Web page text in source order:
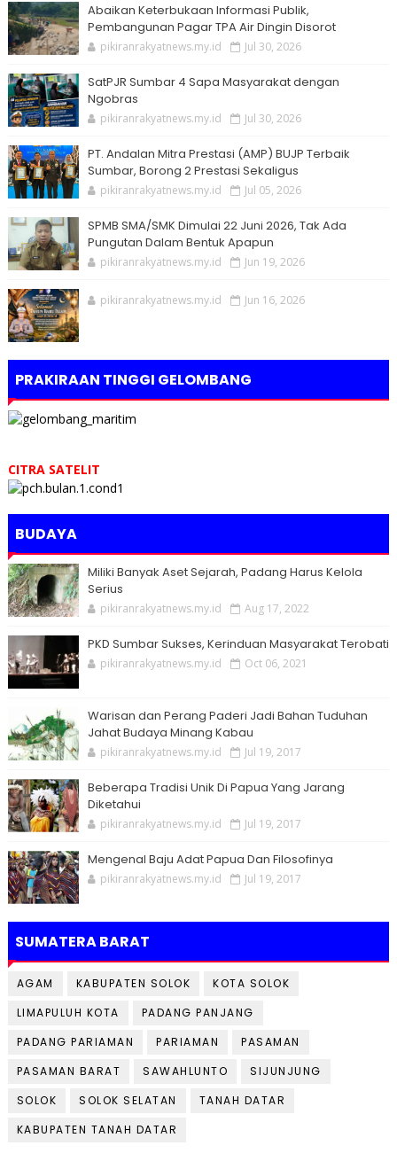
Abaikan Keterbukaan Informasi Publik,
Pembangunan Pagar TPA Air Dingin Disorot
pikiranrakyatnews.my.id Jul 30, 2026
SatPJR Sumbar 4 Sapa Masyarakat dengan
Ngobras
pikiranrakyatnews.my.id Jul 30, 2026
PT. Andalan Mitra Prestasi (AMP) BUJP Terbaik
Sumbar, Borong 2 Prestasi Sekaligus
pikiranrakyatnews.my.id Jul 05, 2026
SPMB SMA/SMK Dimulai 22 Juni 2026, Tak Ada
Pungutan Dalam Bentuk Apapun
pikiranrakyatnews.my.id Jun 19, 2026
pikiranrakyatnews.my.id Jun 16, 2026
PRAKIRAAN TINGGI GELOMBANG
CITRA SATELIT
BUDAYA
Miliki Banyak Aset Sejarah, Padang Harus Kelola
Serius
pikiranrakyatnews.my.id Aug 17, 2022
PKD Sumbar Sukses, Kerinduan Masyarakat Terobati
pikiranrakyatnews.my.id Oct 06, 2021
Warisan dan Perang Paderi Jadi Bahan Tuduhan
Jahat Budaya Minang Kabau
pikiranrakyatnews.my.id Jul 19, 2017
Beberapa Tradisi Unik Di Papua Yang Jarang
Diketahui
pikiranrakyatnews.my.id Jul 19, 2017
Mengenal Baju Adat Papua Dan Filosofinya
pikiranrakyatnews.my.id Jul 19, 2017
SUMATERA BARAT
AGAM KABUPATEN SOLOK
KOTA SOLOK
LIMAPULUH KOTA
PADANG PANJANG
PADANG PARIAMAN
PARIAMAN
PASAMAN
PASAMAN BARAT
SAWAHLUNTO
SIJUNJUNG
SOLOK
SOLOK SELATAN
TANAH DATAR
KABUPATEN TANAH DATAR